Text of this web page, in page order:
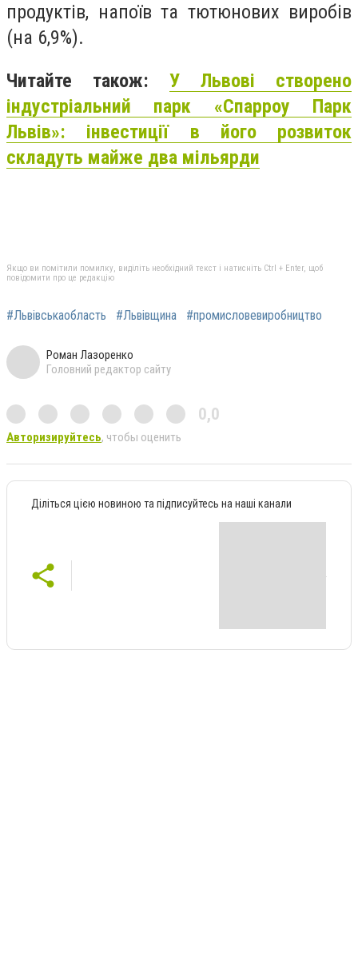
продуктів, напоїв та тютюнових виробів
(на 6,9%).
Читайте також: У Львові створено
індустріальний парк «Спарроу Парк
Львів»: інвестиції в його розвиток
складуть майже два мільярди
Якщо ви помітили помилку, виділіть необхідний текст і натисніть Ctrl + Enter, щоб
повідомити про це редакцію
#Львівськаобласть #Львівщина #промисловевиробництво
Роман Лазоренко
Головний редактор сайту
0,0
Авторизируйтесь, чтобы оценить
Діліться цією новиною та підписуйтесь на наші канали